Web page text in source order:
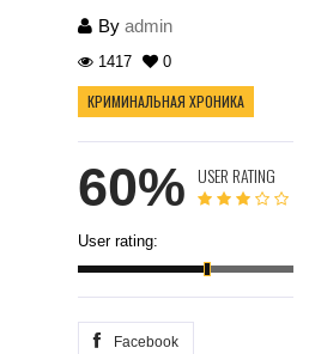
By admin
1417 0
КРИМИНАЛЬНАЯ ХРОНИКА
60% USER RATING
User rating:
Facebook